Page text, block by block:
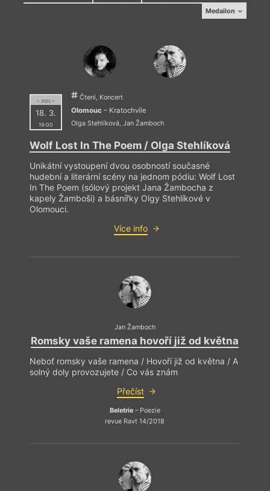
od roku 2002 čím dál víc muzikant, kytarista. Je
autorem asi devadesáti písní, žánrově na pomezí
alternativy a folku. Jeho poslední sólový počin, album
Wolf Lost in the Poem – Nepřipoutanýbylo
V této kategorii již má za autorskou hudbu a texty
Anděly dva s kapelou Žamboši. Ve volném verši začal
psát na sklonku čtyřicítky.
Medailon
= 2022 =
18. 3.
19:00
Čtení, Koncert
Olomouc– Kratochvíle
Olga Stehlíková, Jan Žamboch
Wolf Lost In The Poem / Olga Stehlíková
Unikátní vystoupení dvou osobností současné
hudební a literární scény na jednom pódiu: Wolf Lost
In The Poem (sólový projekt Jana Žambocha z
kapely Žamboši) a básnířky Olgy Stehlíkové v
Olomouci.
Více info
Jan Žamboch
Romsky vaše ramena hovoří již od května
Neboť romsky vaše ramena / Hovoří již od května / A
solný doly provozujete / Co vás znám
Přečíst
Beletrie– Poezie
revue Ravt 14/2018